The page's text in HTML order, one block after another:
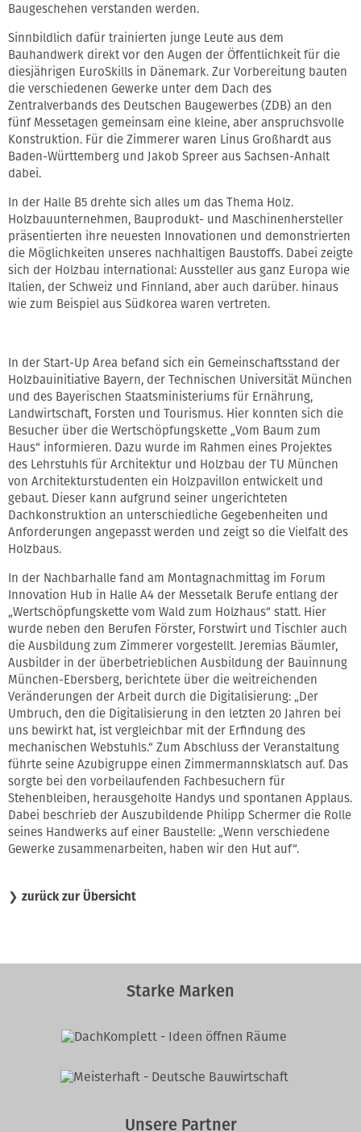
Baugeschehen verstanden werden.
Sinnbildlich dafür trainierten junge Leute aus dem
Bauhandwerk direkt vor den Augen der Öffentlichkeit für die
diesjährigen EuroSkills in Dänemark. Zur Vorbereitung bauten
die verschiedenen Gewerke unter dem Dach des
Zentralverbands des Deutschen Baugewerbes (ZDB) an den
fünf Messetagen gemeinsam eine kleine, aber anspruchsvolle
Konstruktion. Für die Zimmerer waren Linus Großhardt aus
Baden-Württemberg und Jakob Spreer aus Sachsen-Anhalt
dabei.
In der Halle B5 drehte sich alles um das Thema Holz.
Holzbauunternehmen, Bauprodukt- und Maschinenhersteller
präsentierten ihre neuesten Innovationen und demonstrierten
die Möglichkeiten unseres nachhaltigen Baustoffs. Dabei zeigte
sich der Holzbau international: Aussteller aus ganz Europa wie
Italien, der Schweiz und Finnland, aber auch darüber. hinaus
wie zum Beispiel aus Südkorea waren vertreten.
In der Start-Up Area befand sich ein Gemeinschaftsstand der
Holzbauinitiative Bayern, der Technischen Universität München
und des Bayerischen Staatsministeriums für Ernährung,
Landwirtschaft, Forsten und Tourismus. Hier konnten sich die
Besucher über die Wertschöpfungskette „Vom Baum zum
Haus“ informieren. Dazu wurde im Rahmen eines Projektes
des Lehrstuhls für Architektur und Holzbau der TU München
von Architekturstudenten ein Holzpavillon entwickelt und
gebaut. Dieser kann aufgrund seiner ungerichteten
Dachkonstruktion an unterschiedliche Gegebenheiten und
Anforderungen angepasst werden und zeigt so die Vielfalt des
Holzbaus.
In der Nachbarhalle fand am Montagnachmittag im Forum
Innovation Hub in Halle A4 der Messetalk Berufe entlang der
„Wertschöpfungskette vom Wald zum Holzhaus“ statt. Hier
wurde neben den Berufen Förster, Forstwirt und Tischler auch
die Ausbildung zum Zimmerer vorgestellt. Jeremias Bäumler,
Ausbilder in der überbetrieblichen Ausbildung der Bauinnung
München-Ebersberg, berichtete über die weitreichenden
Veränderungen der Arbeit durch die Digitalisierung: „Der
Umbruch, den die Digitalisierung in den letzten 20 Jahren bei
uns bewirkt hat, ist vergleichbar mit der Erfindung des
mechanischen Webstuhls.“ Zum Abschluss der Veranstaltung
führte seine Azubigruppe einen Zimmermannsklatsch auf. Das
sorgte bei den vorbeilaufenden Fachbesuchern für
Stehenbleiben, herausgeholte Handys und spontanen Applaus.
Dabei beschrieb der Auszubildende Philipp Schermer die Rolle
seines Handwerks auf einer Baustelle: „Wenn verschiedene
Gewerke zusammenarbeiten, haben wir den Hut auf“.
❯ zurück zur Übersicht
Starke Marken
Unsere Partner